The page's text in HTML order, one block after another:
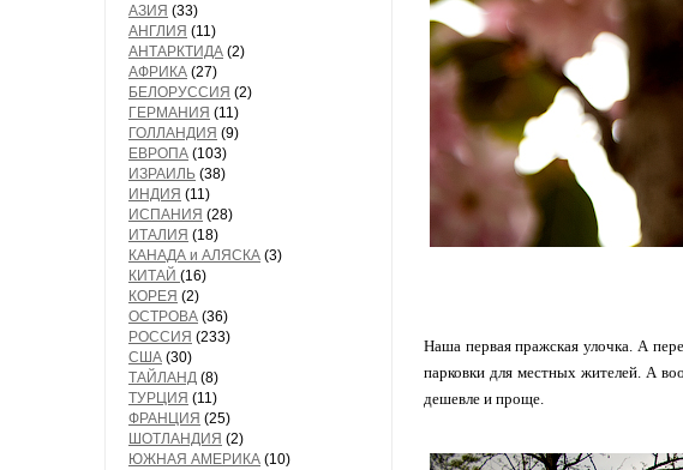
АЗИЯ (33)
АНГЛИЯ (11)
АНТАРКТИДА (2)
АФРИКА (27)
БЕЛОРУССИЯ (2)
ГЕРМАНИЯ (11)
ГОЛЛАНДИЯ (9)
ЕВРОПА (103)
ИЗРАИЛЬ (38)
ИНДИЯ (11)
ИСПАНИЯ (28)
ИТАЛИЯ (18)
КАНАДА и АЛЯСКА (3)
КИТАЙ (16)
КОРЕЯ (2)
ОСТРОВА (36)
РОССИЯ (233)
США (30)
ТАЙЛАНД (8)
ТУРЦИЯ (11)
ФРАНЦИЯ (25)
ШОТЛАНДИЯ (2)
ЮЖНАЯ АМЕРИКА (10)
Наша первая пражская улочка. А
парковки для местных жителей. А
дешевле и проще.